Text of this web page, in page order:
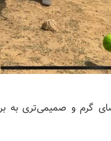
گرم و صمیمی‌تری به